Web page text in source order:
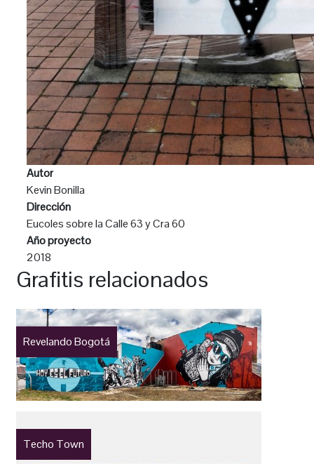
Autor
Kevin Bonilla
Dirección
Eucoles sobre la Calle 63 y Cra 60
Año proyecto
2018
Grafitis relacionados
Revelando Bogotá
Techo Town